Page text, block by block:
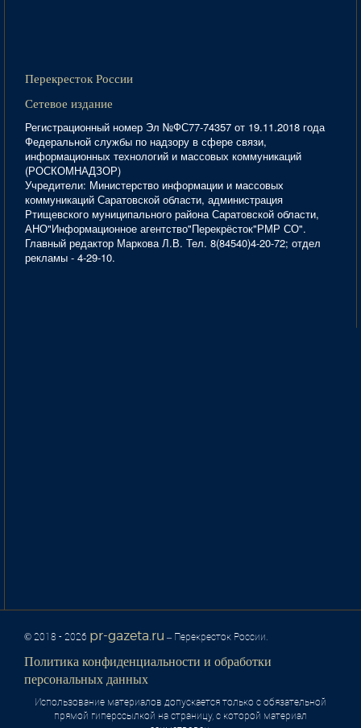
Перекресток России
Сетевое издание
Регистрационный номер Эл №ФС77-74357 от 19.11.2018 года
Федеральной службы по надзору в сфере связи,
информационных технологий и массовых коммуникаций
(РОСКОМНАДЗОР)
Учредители: Министерство информации и массовых
коммуникаций Саратовской области, администрация
Ртищевского муниципального района Саратовской области,
АНО"Информационное агентство"Перекрёсток"РМР СО".
Главный редактор Маркова Л.В. Тел. 8(84540)4-20-72; отдел
рекламы - 4-29-10.
© 2018 - 2026 pr-gazeta.ru – Перекресток России.
Политика конфиденциальности и обработки
персональных данных
Использование материалов допускается только с обязательной
прямой гиперссылкой на страницу, с которой материал